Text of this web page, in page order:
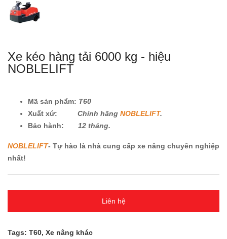
Xe kéo hàng tải 6000 kg - hiệu
NOBLELIFT
Mã sản phẩm: T60
Xuất xứ: Chính hãng NOBLELIFT.
Bảo hành:
12 tháng.
NOBLELIFT- Tự hào là nhà cung cấp xe nâng chuyên nghiệp
nhất!
Liên hệ
Tags: T60, Xe nâng khác